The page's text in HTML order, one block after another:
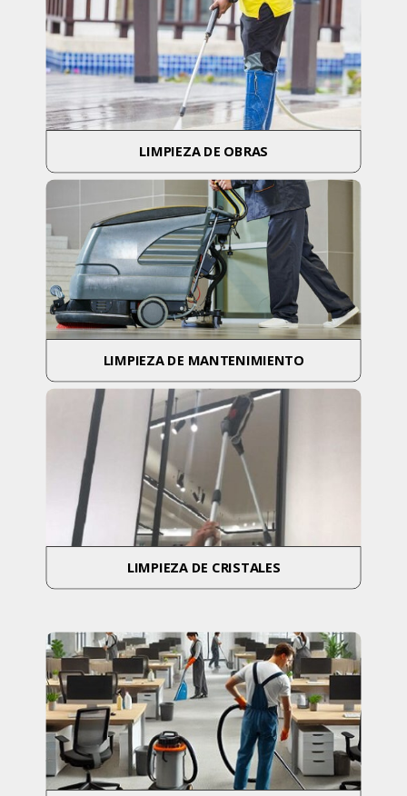
LIMPIEZA DE OBRAS
LIMPIEZA DE MANTENIMIENTO
LIMPIEZA DE CRISTALES